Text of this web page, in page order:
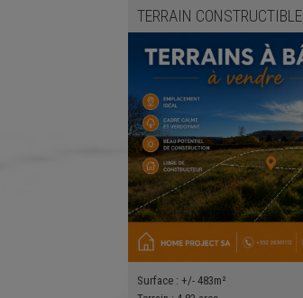
TERRAIN CONSTRUCTIBLE
Surface : +/- 483m²